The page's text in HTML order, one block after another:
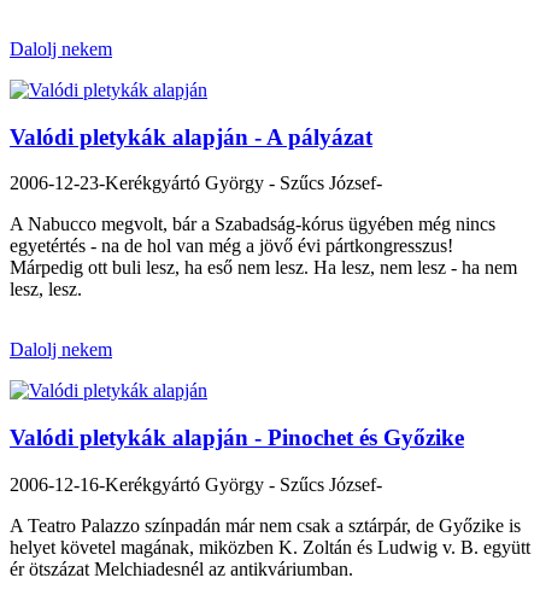
Dalolj nekem
Valódi pletykák alapján - A pályázat
2006-12-23-Kerékgyártó György - Szűcs József-
A Nabucco megvolt, bár a Szabadság-kórus ügyében még nincs
egyetértés - na de hol van még a jövő évi pártkongresszus!
Márpedig ott buli lesz, ha eső nem lesz. Ha lesz, nem lesz - ha nem
lesz, lesz.
Dalolj nekem
Valódi pletykák alapján - Pinochet és Győzike
2006-12-16-Kerékgyártó György - Szűcs József-
A Teatro Palazzo színpadán már nem csak a sztárpár, de Győzike is
helyet követel magának, miközben K. Zoltán és Ludwig v. B. együtt
ér ötszázat Melchiadesnél az antikváriumban.